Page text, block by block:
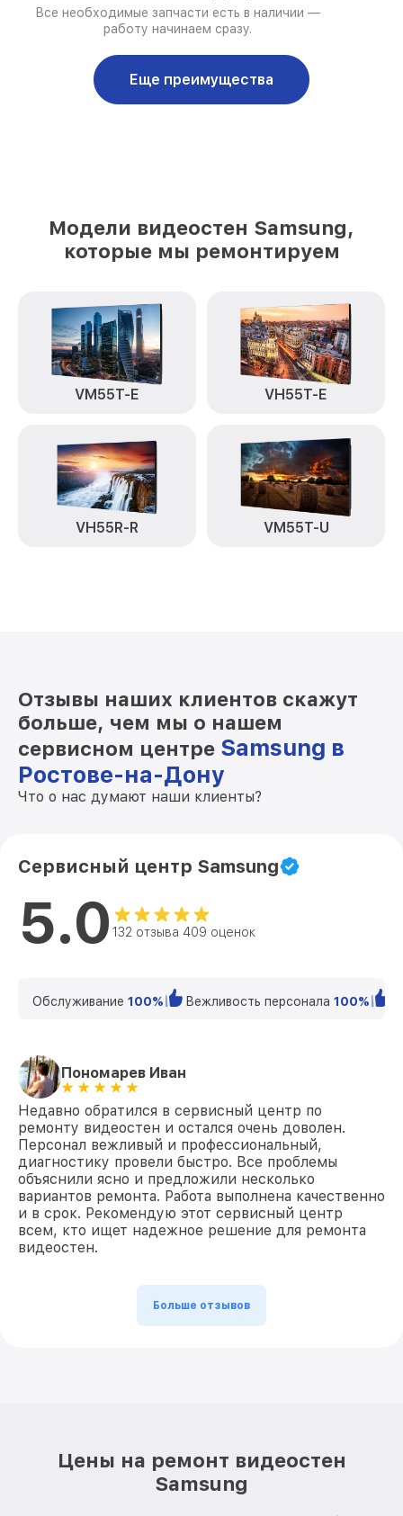
Все необходимые запчасти есть в наличии —
работу начинаем сразу.
Еще преимущества
Модели видеостен Samsung,
которые мы ремонтируем
VM55T-E VH55T-E
VH55R-R VM55T-U
Отзывы наших клиентов скажут
больше, чем мы о нашем
сервисном центре Samsung в
Ростове-на-Дону
Что о нас думают наши клиенты?
Сервисный центр Samsung
5.0 132 отзыва 409 оценок
Обслуживание 100% Вежливость персонала 100%
Пономарев Иван
Недавно обратился в сервисный центр по
ремонту видеостен и остался очень доволен.
Персонал вежливый и профессиональный,
диагностику провели быстро. Все проблемы
объяснили ясно и предложили несколько
вариантов ремонта. Работа выполнена качественно
и в срок. Рекомендую этот сервисный центр
всем, кто ищет надежное решение для ремонта
видеостен.
Больше отзывов
Цены на ремонт видеостен
Samsung